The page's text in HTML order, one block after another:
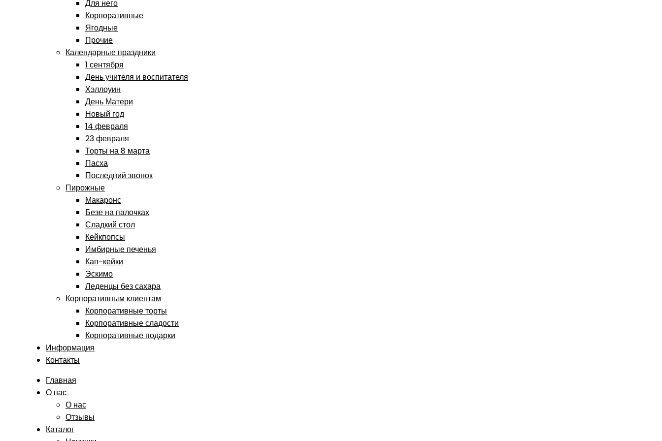
Для него
Корпоративные
Ягодные
Прочие
Календарные праздники
1 сентября
День учителя и воспитателя
Хэллоуин
День Матери
Новый год
14 февраля
23 февраля
Торты на 8 марта
Пасха
Последний звонок
Пирожные
Макаронс
Безе на палочках
Сладкий стол
Кейкпопсы
Имбирные печенья
Кап-кейки
Эскимо
Леденцы без сахара
Корпоративным клиентам
Корпоративные торты
Корпоративные сладости
Корпоративные подарки
Информация
Контакты
Главная
О нас
О нас
Отзывы
Каталог